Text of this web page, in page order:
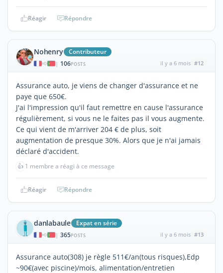
Réagir Répondre
Nohenry Contributeur
| 106POSTS il y a 6 mois #12
Assurance auto, je viens de changer d'assurance et ne
paye que 650€.
J'ai l'impression qu'il faut remettre en cause l'assurance
régulièrement, si vous ne le faites pas il vous augmente.
Ce qui vient de m'arriver 204 € de plus, soit
augmentation de presque 30%. Alors que je n'ai jamais
déclaré d'accident.
👍 1 membre a réagi à ce message
Réagir Répondre
danlabaule Expat en série
| 365POSTS il y a 6 mois #13
Assurance auto(308) je règle 511€/an(tous risques),Edp
~90€(avec piscine)/mois, alimentation/entretien